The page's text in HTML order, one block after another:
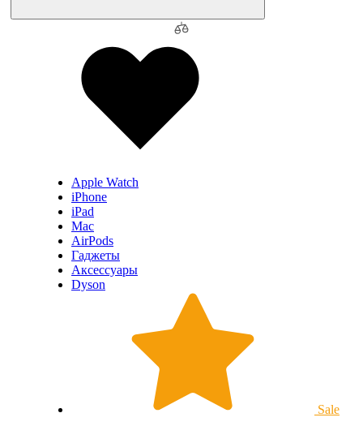
Apple Watch
iPhone
iPad
Mac
AirPods
Гаджеты
Аксессуары
Dyson
Sale